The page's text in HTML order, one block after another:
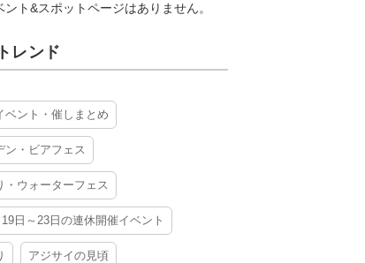
ト&スポットページはありません。
レンド
ベント・催しまとめ
ン・ビアフェス
・ウォーターフェス
日～23日の連休開催イベント
アジサイの見頃